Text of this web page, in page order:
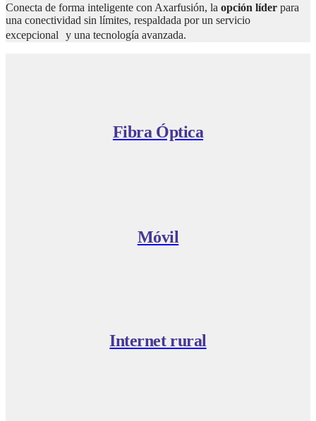
Conecta de forma inteligente con Axarfusión, la opción líder para
una conectividad sin límites, respaldada por un servicio
excepcional y una tecnología avanzada.
Fibra Óptica
Móvil
Internet rural